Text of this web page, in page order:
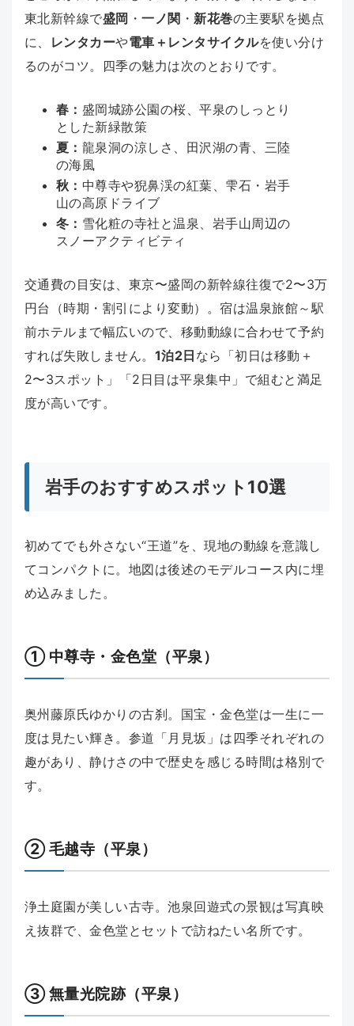
東北新幹線で盛岡 ・一ノ関 ・新花巻の主要駅を拠点
に、
レンタカーや電車＋レンタサイクルを使い分け
るのがコツ。四季の魅力は次のとおりです。
春： 盛岡城跡公園の桜、平泉のしっとり
とした新緑散策
夏： 龍泉洞の涼しさ、田沢湖の青、三陸
の海風
秋： 中尊寺や猊鼻渓の紅葉、雫石・岩手
山の高原ドライブ
冬： 雪化粧の寺社と温泉、岩手山周辺の
スノーアクティビティ
交通費の目安は、東京〜盛岡の新幹線往復で2〜3万
円台（時期・割引により変動）。宿は温泉旅館～駅
前ホテルまで幅広いので、移動動線に合わせて予約
すれば失敗しません。 1泊2日 なら「初日は移動＋
2〜3スポット」「2日目は平泉集中」で組むと満足
度が高いです。
岩手のおすすめスポット10選
初めてでも外さない“王道”を、現地の動線を意識し
てコンパクトに。地図は後述のモデルコース内に埋
め込みました。
① 中尊寺・金色堂（平泉）
奥州藤原氏ゆかりの古刹。国宝・金色堂は一生に一
度は見たい輝き。参道「月見坂」は四季それぞれの
趣があり、静けさの中で歴史を感じる時間は格別で
す。
② 毛越寺（平泉）
浄土庭園が美しい古寺。池泉回遊式の景観は写真映
え抜群で、金色堂とセットで訪ねたい名所です。
③ 無量光院跡（平泉）